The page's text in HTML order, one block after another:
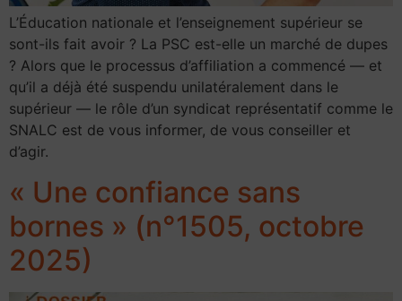
L’Éducation nationale et l’enseignement supérieur se
sont-ils fait avoir ? La PSC est-elle un marché de dupes
? Alors que le processus d’affiliation a commencé — et
qu’il a déjà été suspendu unilatéralement dans le
supérieur — le rôle d’un syndicat représentatif comme le
SNALC est de vous informer, de vous conseiller et
d’agir.
« Une confiance sans
bornes » (n°1505, octobre
2025)